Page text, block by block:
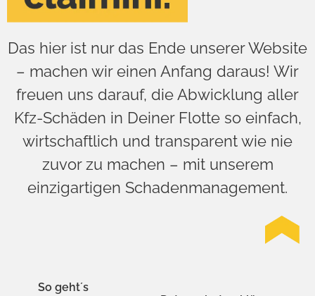
Das hier ist nur das Ende unserer Website
– machen wir einen Anfang daraus! Wir
freuen uns darauf, die Abwicklung aller
Kfz-Schäden in Deiner Flotte so einfach,
wirtschaftlich und transparent wie nie
zuvor zu machen – mit unserem
einzigartigen Schadenmanagement.
So geht´s